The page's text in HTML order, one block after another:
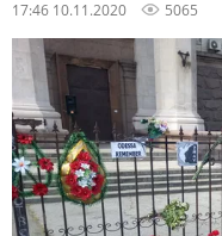
17:46 10.11.2020 5065